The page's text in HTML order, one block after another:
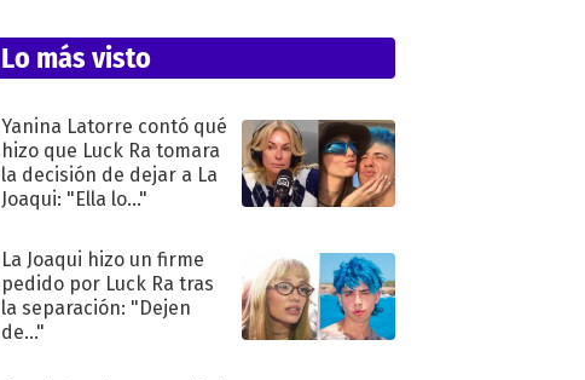
Lo más visto
Yanina Latorre contó qué
hizo que Luck Ra tomara
la decisión de dejar a La
Joaqui: "Ella lo..."
La Joaqui hizo un firme
pedido por Luck Ra tras
la separación: "Dejen
de..."